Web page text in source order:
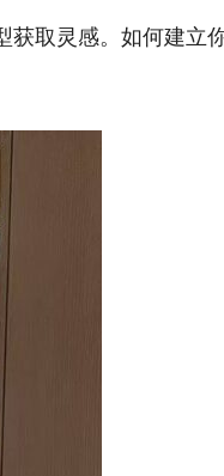
获取灵感。如何建立